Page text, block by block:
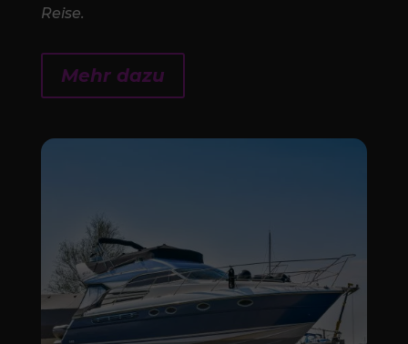
Reise.
Mehr dazu